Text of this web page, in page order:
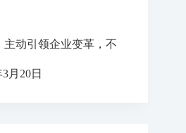
动引领企业变革，不
月20日